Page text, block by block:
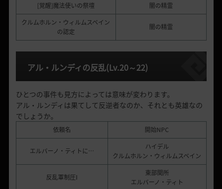
[覚醒]魔法使いの祭壇
闇の精霊
クルムホルン・ウィルムスベイン
の認定
闇の精霊
アル・ルンディの反乱(Lv.20～22)
ひとつの事件も見方によっては意味が変わります。
アル・ルンディは果てして反逆者なのか、それとも英雄なの
でしょうか。
依頼名 開始NPC
エルバーノ・ティトに…
ハイデル
クルムホルン・ウィルムスベイン
反乱軍制圧I
東部関所
エルバーノ・ティト